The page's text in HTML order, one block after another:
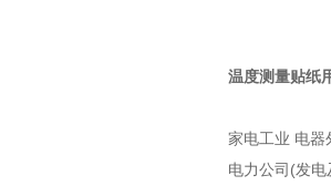
温度测量贴纸
家电工业 电器
电力公司(发